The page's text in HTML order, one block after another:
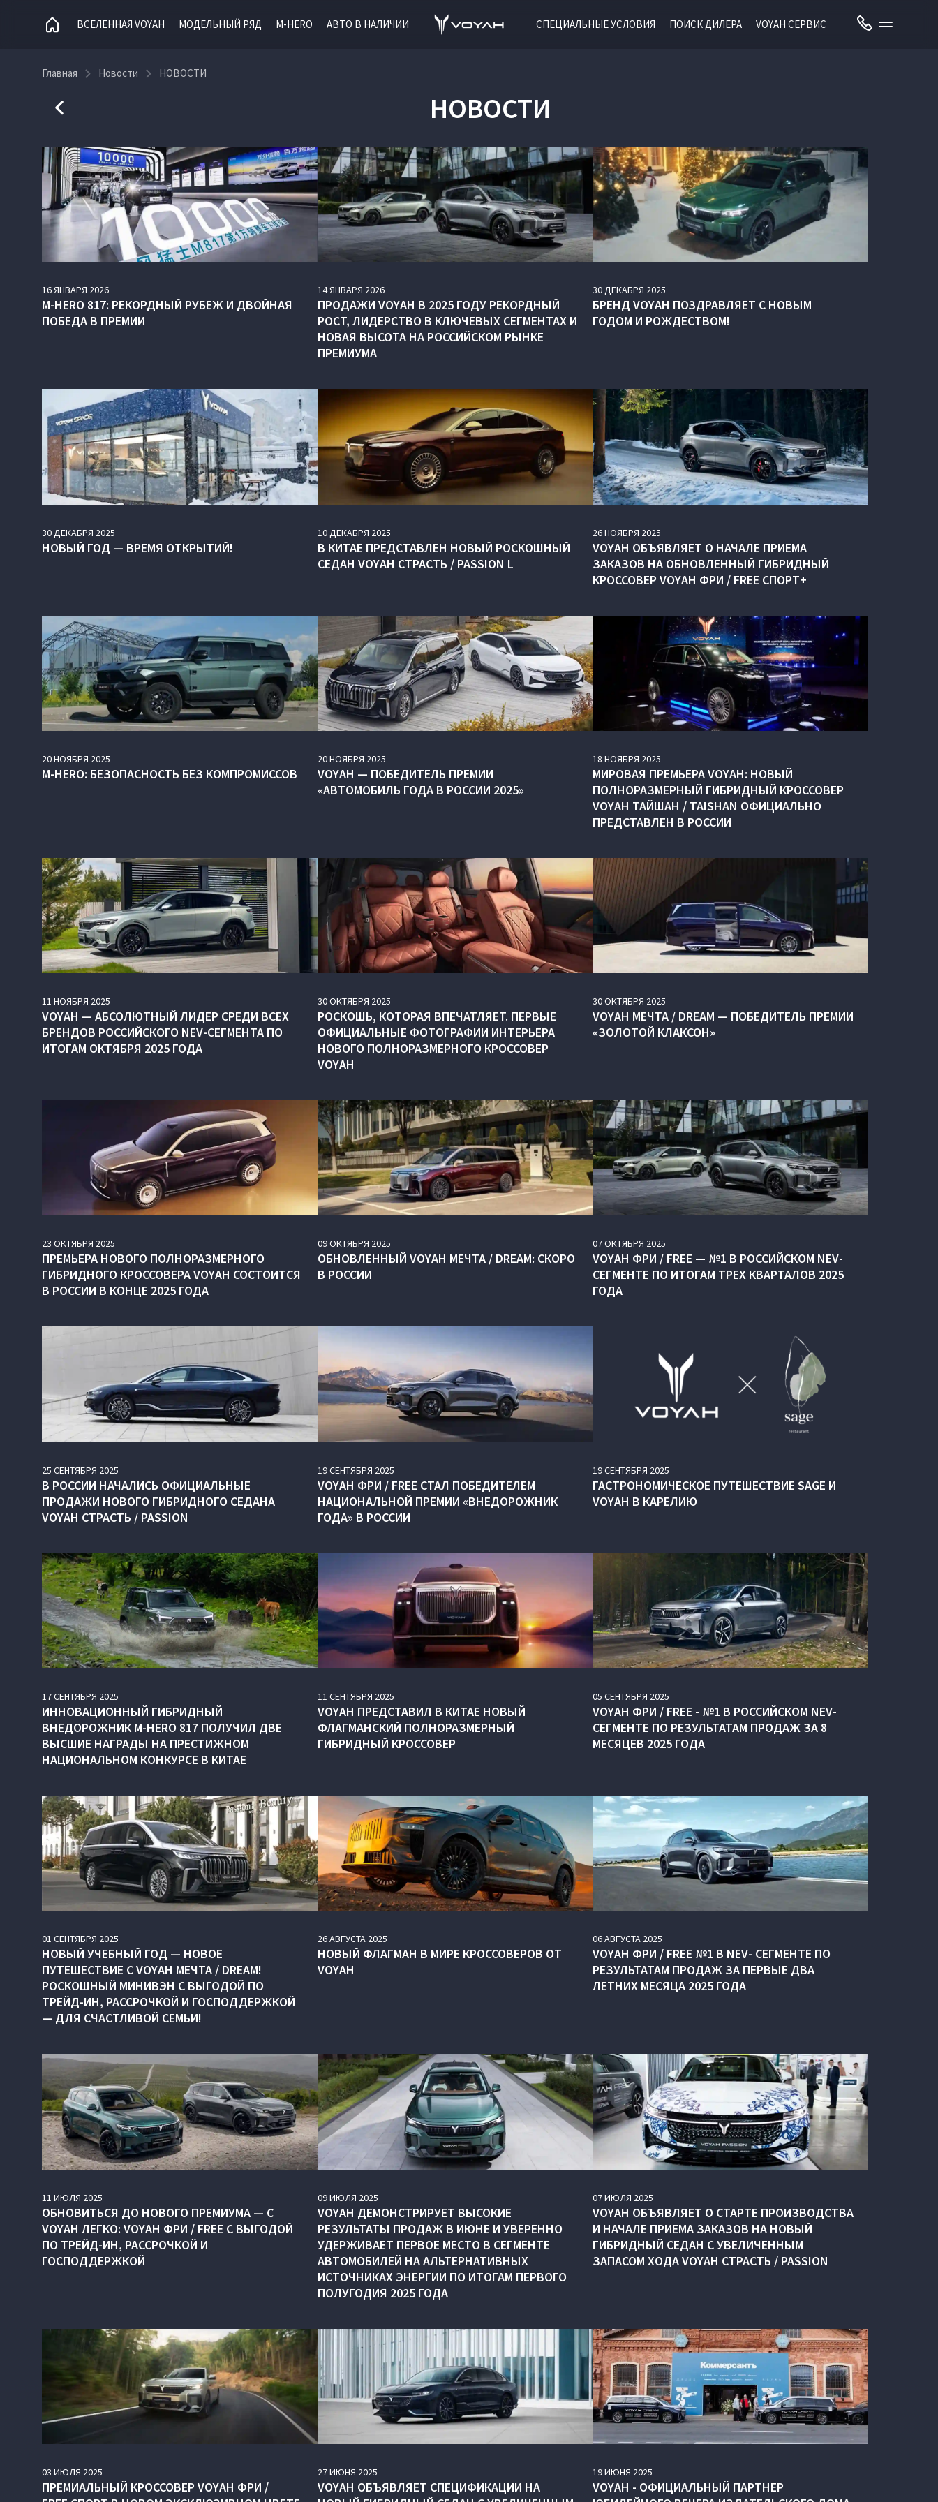
ВСЕЛЕННАЯ VOYAH МОДЕЛЬНЫЙ РЯД M-HERO АВТО В НАЛИЧИИ СПЕЦИАЛЬНЫЕ УСЛОВИЯ ПОИСК ДИЛЕРА VOYAH СЕРВИС
Главная Новости НОВОСТИ
НОВОСТИ
16ЯНВАРЯ 2026
M‑HERO 817: РЕКОРДНЫЙ РУБЕЖ И ДВОЙНАЯ
ПОБЕДА В ПРЕМИИ
14ЯНВАРЯ 2026
ПРОДАЖИ VOYAH В 2025 ГОДУ РЕКОРДНЫЙ
РОСТ, ЛИДЕРСТВО В КЛЮЧЕВЫХ СЕГМЕНТАХ И
НОВАЯ ВЫСОТА НА РОССИЙСКОМ РЫНКЕ
ПРЕМИУМА
30ДЕКАБРЯ 2025
БРЕНД VOYAH ПОЗДРАВЛЯЕТ С НОВЫМ
ГОДОМ И РОЖДЕСТВОМ!
30 ДЕКАБРЯ 2025
НОВЫЙ ГОД — ВРЕМЯ ОТКРЫТИЙ!
10 ДЕКАБРЯ 2025
В КИТАЕ ПРЕДСТАВЛЕН НОВЫЙ РОСКОШНЫЙ
СЕДАН VOYAH СТРАСТЬ / PASSION L
26НОЯБРЯ 2025
VOYAH ОБЪЯВЛЯЕТ О НАЧАЛЕ ПРИЕМА
ЗАКАЗОВ НА ОБНОВЛЕННЫЙ ГИБРИДНЫЙ
КРОССОВЕР VOYAH ФРИ / FREE СПОРТ+
20НОЯБРЯ 2025
M‑HERO: БЕЗОПАСНОСТЬ БЕЗ КОМПРОМИССОВ
20НОЯБРЯ 2025
VOYAH — ПОБЕДИТЕЛЬ ПРЕМИИ
«АВТОМОБИЛЬ ГОДА В РОССИИ 2025»
18 НОЯБРЯ 2025
МИРОВАЯ ПРЕМЬЕРА VOYAH: НОВЫЙ
ПОЛНОРАЗМЕРНЫЙ ГИБРИДНЫЙ КРОССОВЕР
VOYAH ТАЙШАН / TAISHAN ОФИЦИАЛЬНО
ПРЕДСТАВЛЕН В РОССИИ
11 НОЯБРЯ 2025
VOYAH — АБСОЛЮТНЫЙ ЛИДЕР СРЕДИ ВСЕХ
БРЕНДОВ РОССИЙСКОГО NEV-СЕГМЕНТА ПО
ИТОГАМ ОКТЯБРЯ 2025 ГОДА
30ОКТЯБРЯ 2025
РОСКОШЬ, КОТОРАЯ ВПЕЧАТЛЯЕТ. ПЕРВЫЕ
ОФИЦИАЛЬНЫЕ ФОТОГРАФИИ ИНТЕРЬЕРА
НОВОГО ПОЛНОРАЗМЕРНОГО КРОССОВЕР
VOYAH
30ОКТЯБРЯ 2025
VOYAH МЕЧТА / DREAM — ПОБЕДИТЕЛЬ ПРЕМИИ
«ЗОЛОТОЙ КЛАКСОН»
23 ОКТЯБРЯ 2025
ПРЕМЬЕРА НОВОГО ПОЛНОРАЗМЕРНОГО
ГИБРИДНОГО КРОССОВЕРА VOYAH СОСТОИТСЯ
В РОССИИ В КОНЦЕ 2025 ГОДА
09ОКТЯБРЯ 2025
ОБНОВЛЕННЫЙ VOYAH МЕЧТА / DREAM: СКОРО
В РОССИИ
07ОКТЯБРЯ 2025
VOYAH ФРИ / FREE — №1 В РОССИЙСКОМ NEV-
СЕГМЕНТЕ ПО ИТОГАМ ТРЕХ КВАРТАЛОВ 2025
ГОДА
25 СЕНТЯБРЯ 2025
В РОССИИ НАЧАЛИСЬ ОФИЦИАЛЬНЫЕ
ПРОДАЖИ НОВОГО ГИБРИДНОГО СЕДАНА
VOYAH СТРАСТЬ / PASSION
19СЕНТЯБРЯ 2025
VOYAH ФРИ / FREE СТАЛ ПОБЕДИТЕЛЕМ
НАЦИОНАЛЬНОЙ ПРЕМИИ «ВНЕДОРОЖНИК
ГОДА» В РОССИИ
19СЕНТЯБРЯ 2025
ГАСТРОНОМИЧЕСКОЕ ПУТЕШЕСТВИЕ SAGE И
VOYAH В КАРЕЛИЮ
17СЕНТЯБРЯ 2025
ИННОВАЦИОННЫЙ ГИБРИДНЫЙ
ВНЕДОРОЖНИК M‑HERO 817 ПОЛУЧИЛ ДВЕ
ВЫСШИЕ НАГРАДЫ НА ПРЕСТИЖНОМ
НАЦИОНАЛЬНОМ КОНКУРСЕ В КИТАЕ
11 СЕНТЯБРЯ 2025
VOYAH ПРЕДСТАВИЛ В КИТАЕ НОВЫЙ
ФЛАГМАНСКИЙ ПОЛНОРАЗМЕРНЫЙ
ГИБРИДНЫЙ КРОССОВЕР
05 СЕНТЯБРЯ 2025
VOYAH ФРИ / FREE - №1 В РОССИЙСКОМ NEV-
СЕГМЕНТЕ ПО РЕЗУЛЬТАТАМ ПРОДАЖ ЗА 8
МЕСЯЦЕВ 2025 ГОДА
01 СЕНТЯБРЯ 2025
НОВЫЙ УЧЕБНЫЙ ГОД — НОВОЕ
ПУТЕШЕСТВИЕ С VOYAH МЕЧТА / DREAM!
РОСКОШНЫЙ МИНИВЭН С ВЫГОДОЙ ПО
ТРЕЙД-ИН, РАССРОЧКОЙ И ГОСПОДДЕРЖКОЙ
— ДЛЯ СЧАСТЛИВОЙ СЕМЬИ!
26АВГУСТА 2025
НОВЫЙ ФЛАГМАН В МИРЕ КРОССОВЕРОВ ОТ
VOYAH
06АВГУСТА 2025
VOYAH ФРИ / FREE №1 В NEV- СЕГМЕНТЕ ПО
РЕЗУЛЬТАТАМ ПРОДАЖ ЗА ПЕРВЫЕ ДВА
ЛЕТНИХ МЕСЯЦА 2025 ГОДА
11 ИЮЛЯ 2025
ОБНОВИТЬСЯ ДО НОВОГО ПРЕМИУМА — С
VOYAH ЛЕГКО: VOYAH ФРИ / FREE С ВЫГОДОЙ
ПО ТРЕЙД-ИН, РАССРОЧКОЙ И
ГОСПОДДЕРЖКОЙ
09ИЮЛЯ 2025
VOYAH ДЕМОНСТРИРУЕТ ВЫСОКИЕ
РЕЗУЛЬТАТЫ ПРОДАЖ В ИЮНЕ И УВЕРЕННО
УДЕРЖИВАЕТ ПЕРВОЕ МЕСТО В СЕГМЕНТЕ
АВТОМОБИЛЕЙ НА АЛЬТЕРНАТИВНЫХ
ИСТОЧНИКАХ ЭНЕРГИИ ПО ИТОГАМ ПЕРВОГО
ПОЛУГОДИЯ 2025 ГОДА
07ИЮЛЯ 2025
VOYAH ОБЪЯВЛЯЕТ О СТАРТЕ ПРОИЗВОДСТВА
И НАЧАЛЕ ПРИЕМА ЗАКАЗОВ НА НОВЫЙ
ГИБРИДНЫЙ СЕДАН С УВЕЛИЧЕННЫМ
ЗАПАСОМ ХОДА VOYAH СТРАСТЬ / PASSION
03 ИЮЛЯ 2025
ПРЕМИАЛЬНЫЙ КРОССОВЕР VOYAH ФРИ /
27ИЮНЯ 2025
VOYAH ОБЪЯВЛЯЕТ СПЕЦИФИКАЦИИ НА
19ИЮНЯ 2025
VOYAH - ОФИЦИАЛЬНЫЙ ПАРТНЕР